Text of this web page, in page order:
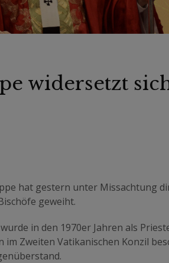
widersetzt
hat gestern unter Missachtung
geweiht.
wurde in den 1970er Jahren als
Zweiten Vatikanischen Konzil